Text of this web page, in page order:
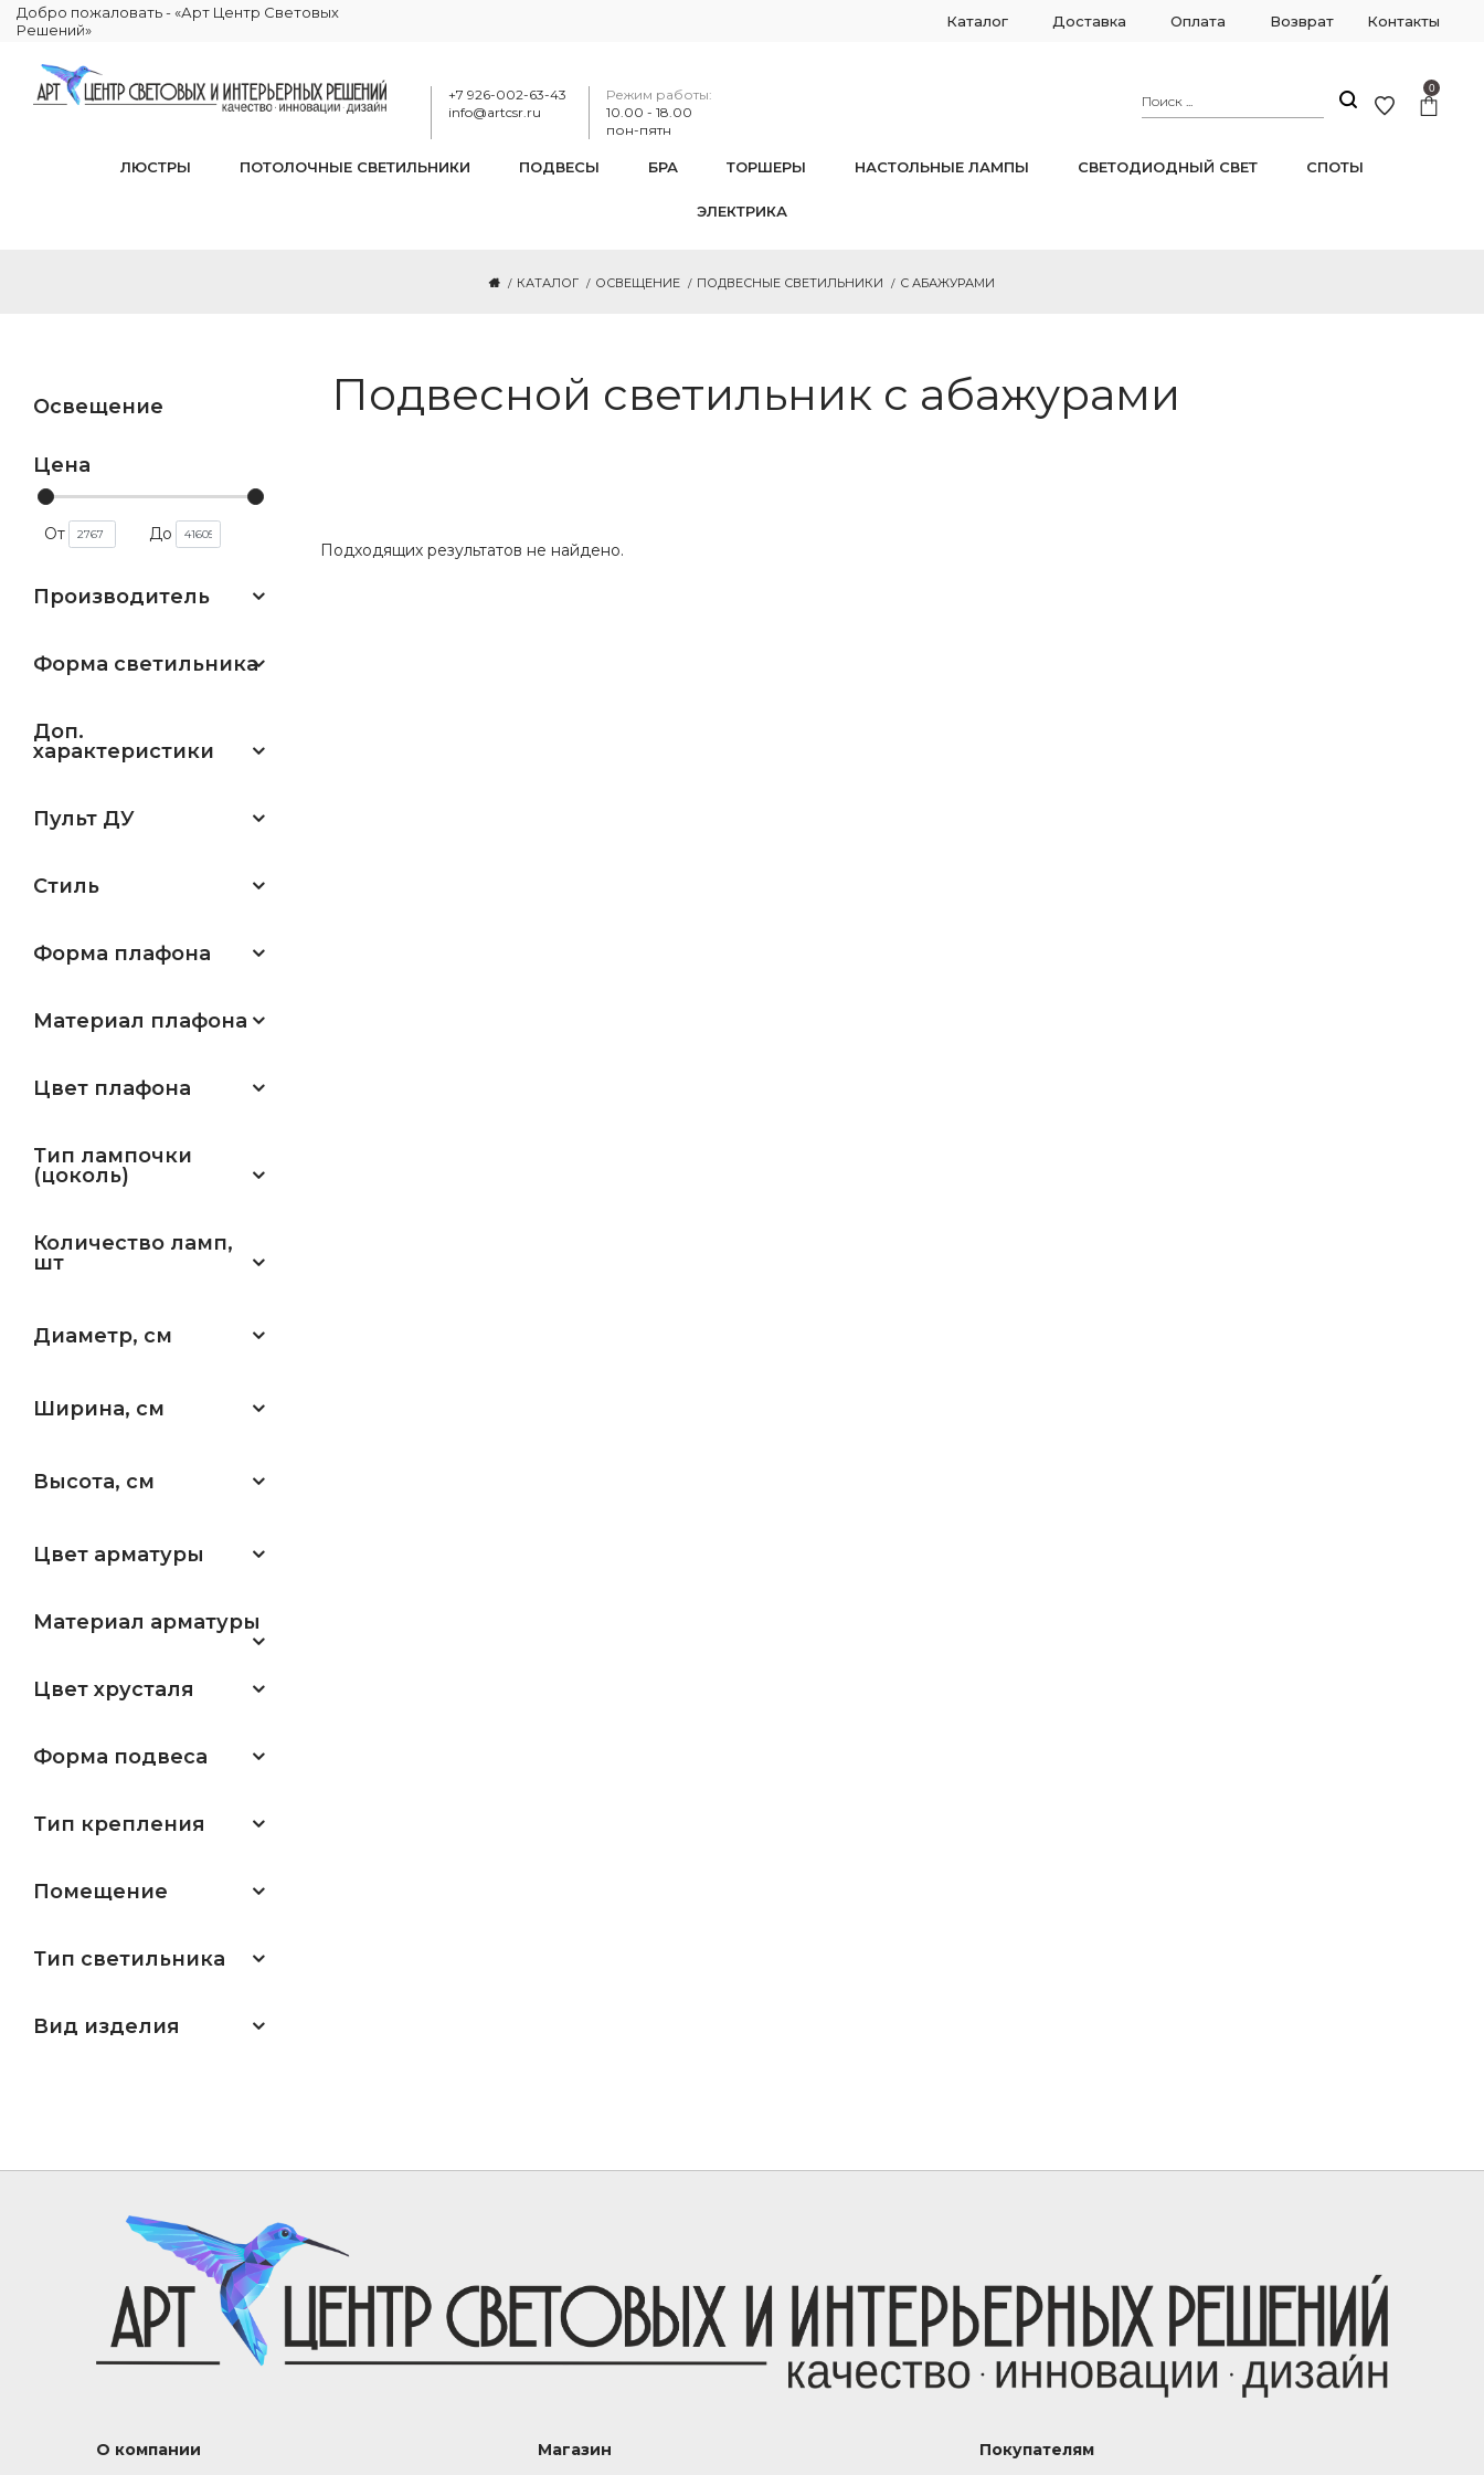
Добро пожаловать - «Арт Центр Световых
Решений»
Каталог Доставка Оплата Возврат Контакты
+7 926-002-63-43
info@artcsr.ru
Режим работы:
10.00 - 18.00
пон-пятн
0
ЛЮСТРЫ ПОТОЛОЧНЫЕ СВЕТИЛЬНИКИ ПОДВЕСЫ БРА ТОРШЕРЫ НАСТОЛЬНЫЕ ЛАМПЫ СВЕТОДИОДНЫЙ СВЕТ СПОТЫ
ЭЛЕКТРИКА
КАТАЛОГ ОСВЕЩЕНИЕ ПОДВЕСНЫЕ СВЕТИЛЬНИКИ С АБАЖУРАМИ
Подвесной светильник с абажурами
Подходящих результатов не найдено.
Освещение
Цена
От До
Производитель
Форма светильника
Доп.
характеристики
Пульт ДУ
Стиль
Форма плафона
Материал плафона
Цвет плафона
Тип лампочки
(цоколь)
Количество ламп,
шт
Диаметр, см
Ширина, см
Высота, см
Цвет арматуры
Материал арматуры
Цвет хрусталя
Форма подвеса
Тип крепления
Помещение
Тип светильника
Вид изделия
О компании Магазин Покупателям